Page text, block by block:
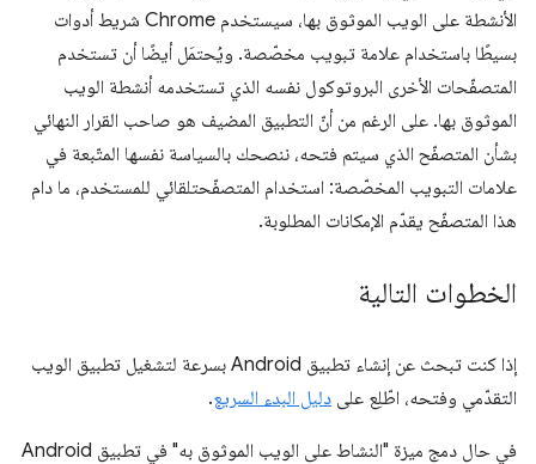
الأنشطة على الويب الموثوق بها، سيستخدم Chrome شريط أدوات
بسيطًا باستخدام علامة تبويب مخصّصة. ويُحتمَل أيضًا أن تستخدم
المتصفّحات الأخرى البروتوكول نفسه الذي تستخدمه أنشطة الويب
الموثوق بها. على الرغم من أنّ التطبيق المضيف هو صاحب القرار النهائي
بشأن المتصفّح الذي سيتم فتحه، ننصحك بالسياسة نفسها المتّبعة في
علامات التبويب المخصّصة: استخدام المتصفّحتلقائي للمستخدم، ما دام
هذا المتصفّح يقدّم الإمكانات المطلوبة.
الخطوات التالية
إذا كنت تبحث عن إنشاء تطبيق Android بسرعة لتشغيل تطبيق الويب
التقدّمي وفتحه، اطّلِع على دليل البدء السريع.
في حال دمج ميزة "النشاط على الويب الموثوق به" في تطبيق Android